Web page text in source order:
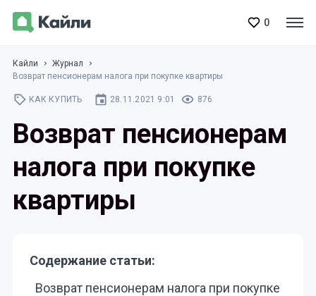
0
Кайли
Журнал
Возврат пенсионерам налога при покупке квартиры
КАК КУПИТЬ 28.11.2021 9:01 876
Возврат пенсионерам
налога при покупке
квартиры
Содержание статьи:
Возврат пенсионерам налога при покупке